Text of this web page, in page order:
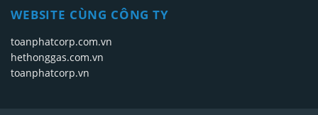
WEBSITE CÙNG CÔNG TY
toanphatcorp.com.vn
hethonggas.com.vn
toanphatcorp.vn